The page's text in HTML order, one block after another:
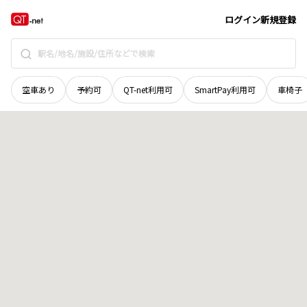
ログイン新規登録
空車あり 予約可 QT-net利用可 SmartPay利用可 車椅子
新潟県